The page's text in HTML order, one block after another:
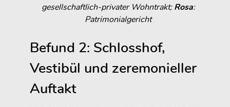
gesellschaftlich-privater Wohntrakt; Rosa:
Patrimonialgericht
Befund 2: Schlosshof,
Vestibül und zeremonieller
Auftakt